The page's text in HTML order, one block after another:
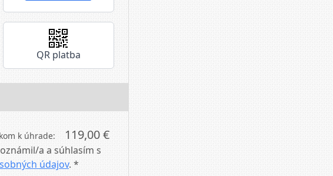
QR platba
k úhrade: 119,00 €
a a súhlasím s
údajov. *